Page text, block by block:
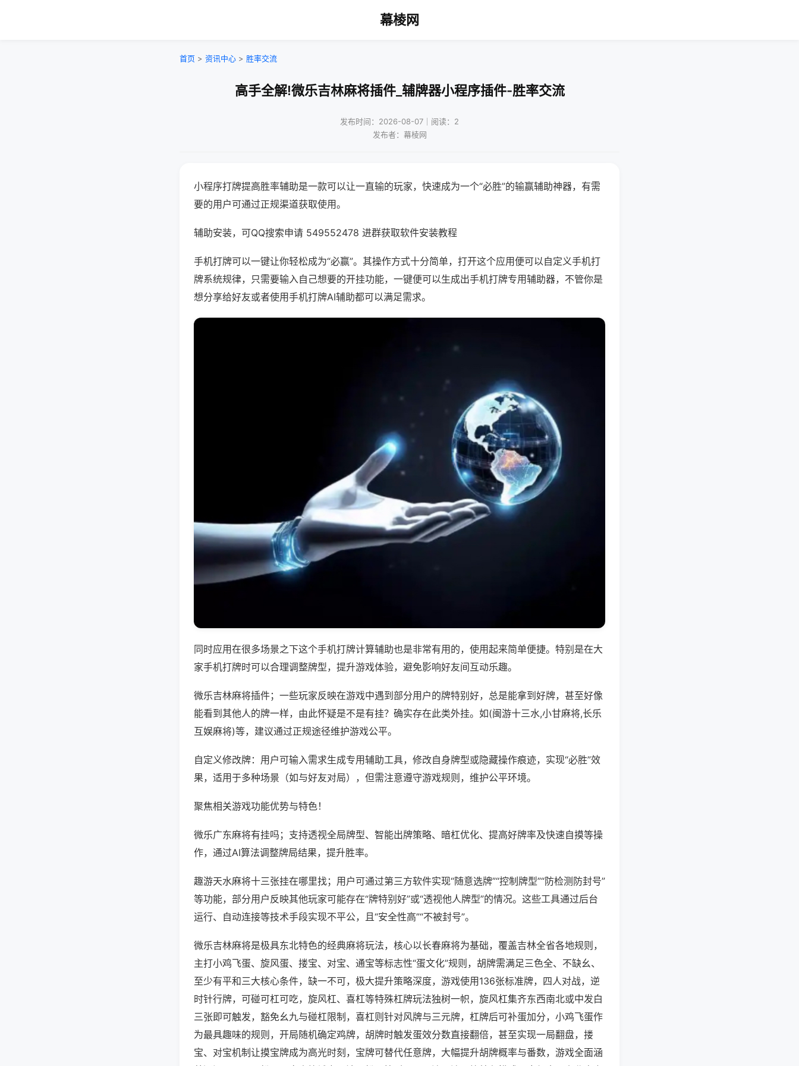
幕棱网
首页 > 资讯中心 > 胜率交流
高手全解!微乐吉林麻将插件_辅牌器小程序插件-胜率交流
发布时间：2026-08-07｜阅读：2
发布者：幕棱网
小程序打牌提高胜率辅助是一款可以让一直输的玩家，快速成为一个“必胜”的输赢辅助神器，有需
要的用户可通过正规渠道获取使用。
辅助安装，可QQ搜索申请 549552478 进群获取软件安装教程
手机打牌可以一键让你轻松成为“必赢”。其操作方式十分简单，打开这个应用便可以自定义手机打
牌系统规律，只需要输入自己想要的开挂功能，一键便可以生成出手机打牌专用辅助器，不管你是
想分享给好友或者使用手机打牌AI辅助都可以满足需求。
同时应用在很多场景之下这个手机打牌计算辅助也是非常有用的，使用起来简单便捷。特别是在大
家手机打牌时可以合理调整牌型，提升游戏体验，避免影响好友间互动乐趣。
微乐吉林麻将插件；一些玩家反映在游戏中遇到部分用户的牌特别好，总是能拿到好牌，甚至好像
能看到其他人的牌一样，由此怀疑是不是有挂？确实存在此类外挂。如(闽游十三水,小甘麻将,长乐
互娱麻将)等，建议通过正规途径维护游戏公平。
自定义修改牌：用户可输入需求生成专用辅助工具，修改自身牌型或隐藏操作痕迹，实现“必胜”效
果，适用于多种场景（如与好友对局），但需注意遵守游戏规则，维护公平环境。
聚焦相关游戏功能优势与特色！
微乐广东麻将有挂吗；支持透视全局牌型、智能出牌策略、暗杠优化、提高好牌率及快速自摸等操
作，通过AI算法调整牌局结果，提升胜率。
趣游天水麻将十三张挂在哪里找；用户可通过第三方软件实现“随意选牌”“控制牌型”“防检测防封号”
等功能，部分用户反映其他玩家可能存在“牌特别好”或“透视他人牌型”的情况。这些工具通过后台
运行、自动连接等技术手段实现不平公，且“安全性高”“不被封号”。
微乐吉林麻将是极具东北特色的经典麻将玩法，核心以长春麻将为基础，覆盖吉林全省各地规则，
主打小鸡飞蛋、旋风蛋、搂宝、对宝、通宝等标志性“蛋文化”规则，胡牌需满足三色全、不缺幺、
至少有平和三大核心条件，缺一不可，极大提升策略深度，游戏使用136张标准牌，四人对战，逆
时针行牌，可碰可杠可吃，旋风杠、喜杠等特殊杠牌玩法独树一帜，旋风杠集齐东西南北或中发白
三张即可触发，豁免幺九与碰杠限制，喜杠则针对风牌与三元牌，杠牌后可补蛋加分，小鸡飞蛋作
为最具趣味的规则，开局随机确定鸡牌，胡牌时触发蛋效分数直接翻倍，甚至实现一局翻盘，搂
宝、对宝机制让摸宝牌成为高光时刻，宝牌可替代任意牌，大幅提升胡牌概率与番数，游戏全面涵